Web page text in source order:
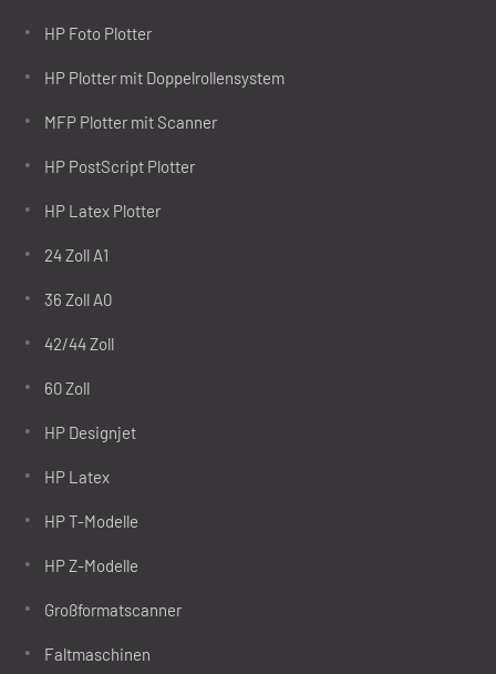
HP Foto Plotter
HP Plotter mit Doppelrollensystem
MFP Plotter mit Scanner
HP PostScript Plotter
HP Latex Plotter
24 Zoll A1
36 Zoll A0
42/44 Zoll
60 Zoll
HP Designjet
HP Latex
HP T-Modelle
HP Z-Modelle
Großformatscanner
Faltmaschinen